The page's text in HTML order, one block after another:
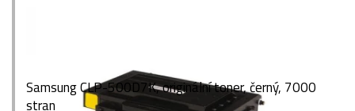
Samsung CLP-500D7K, originální toner, černý, 7000
stran